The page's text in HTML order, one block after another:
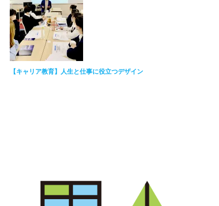
【キャリア教育】人生と仕事に役立つデザイン